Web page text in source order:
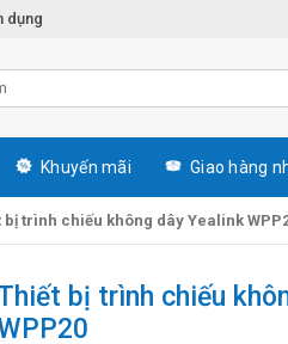
dụng
Khuyến mãi Giao hàng
bị trình chiếu không dây Yealink
bị trình chiếu